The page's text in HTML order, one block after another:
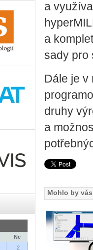
Ne
2
a
a
sady pro
Dále je v
druhy
a
Mohlo by